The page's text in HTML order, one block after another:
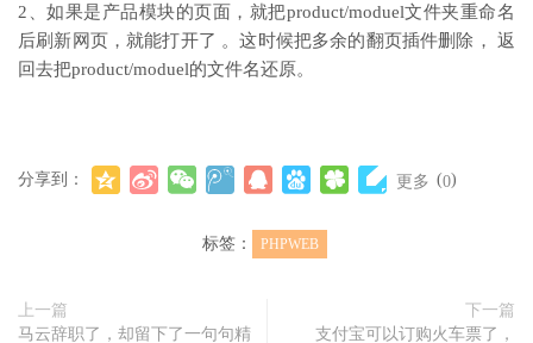
2、如果是产品模块的页面，就把product/moduel文件夹重命名
后刷新网页，就能打开了 。这时候把多余的翻页插件删除， 返
回去把product/moduel的文件名还原。
分享到： 更多 (0)
标签： PHPWEB
上一篇
马云辞职了，却留下了一句句精
下一篇
支付宝可以订购火车票了，